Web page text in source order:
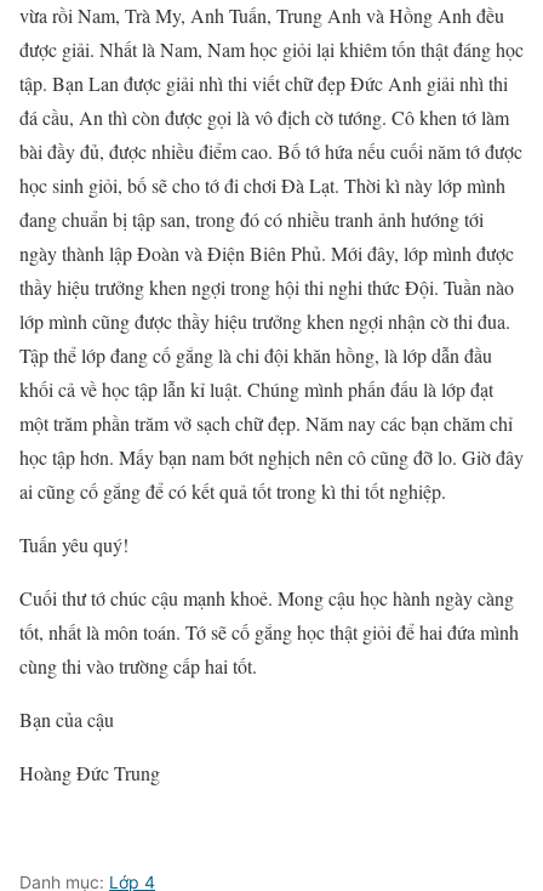
vừa rồi Nam, Trà My, Anh Tuấn, Trung Anh và Hồng Anh đều
được giải. Nhất là Nam, Nam học giỏi lại khiêm tốn thật đáng học
tập. Bạn Lan được giải nhì thi viết chữ đẹp Đức Anh giải nhì thi
đá cầu, An thì còn được gọi là vô địch cờ tướng. Cô khen tớ làm
bài đầy đủ, được nhiều điểm cao. Bố tớ hứa nếu cuối năm tớ được
học sinh giỏi, bố sẽ cho tớ đi chơi Đà Lạt. Thời kì này lớp mình
đang chuẩn bị tập san, trong đó có nhiều tranh ảnh hướng tới
ngày thành lập Đoàn và Điện Biên Phủ. Mới đây, lớp mình được
thầy hiệu trưởng khen ngợi trong hội thi nghi thức Đội. Tuần nào
lớp mình cũng được thầy hiệu trưởng khen ngợi nhận cờ thi đua.
Tập thể lớp đang cố gắng là chi đội khăn hồng, là lớp dẫn đầu
khối cả về học tập lẫn kỉ luật. Chúng mình phấn đấu là lớp đạt
một trăm phần trăm vở sạch chữ đẹp. Năm nay các bạn chăm chỉ
học tập hơn. Mấy bạn nam bớt nghịch nên cô cũng đỡ lo. Giờ đây
ai cũng cố gắng để có kết quả tốt trong kì thi tốt nghiệp.
Tuấn yêu quý!
Cuối thư tớ chúc cậu mạnh khoẻ. Mong cậu học hành ngày càng
tốt, nhất là môn toán. Tớ sẽ cố gắng học thật giỏi để hai đứa mình
cùng thi vào trường cấp hai tốt.
Bạn của cậu
Hoàng Đức Trung
Danh mục: Lớp 4